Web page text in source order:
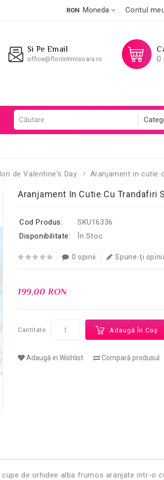
RON Moneda Contul
Si Pe Email
office@floriintimisoara.ro 0
de Valentine's Day Aranjament in cutie
Aranjament In Cutie Cu Trandafiri
Cod Produs:
SKU16336
Disponibilitate:
În Stoc
0 opinii Spune-ţi
199,00 RON
Cantitate Adaugă În Coş
Adaugă in Wishlist Compară produsul
de orhidee alba frumos aranjate intr-o